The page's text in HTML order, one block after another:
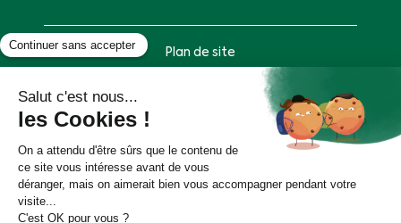
Plan de site
Politique de données personnelles
Accessibilité : partiellement conforme